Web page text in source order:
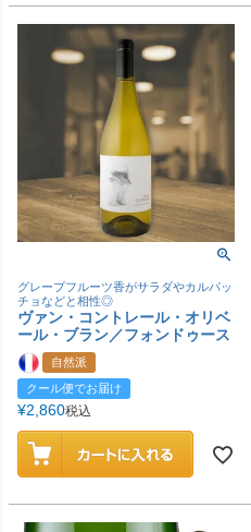
グレープフルーツ香がサラダやカルパッ
チョなどと相性◎
ヴァン・コントレール・オリベ
ール・ブラン／フォンドゥース
自然派
クール便でお届け
¥2,860税込